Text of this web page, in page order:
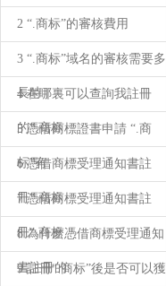
2 “.商标”的審核費用
3 “.商标”域名的審核需要多
長時
4 在哪裏可以查詢我註冊
的“.商标
5 憑借商標證書申請 “.商
标”有
6 憑借商標受理通知書註
冊“.商标
7 憑借商標受理通知書註
冊“.商标
8 為什麽憑借商標受理通知
書註冊的
9 註冊“.商标”後是否可以獲